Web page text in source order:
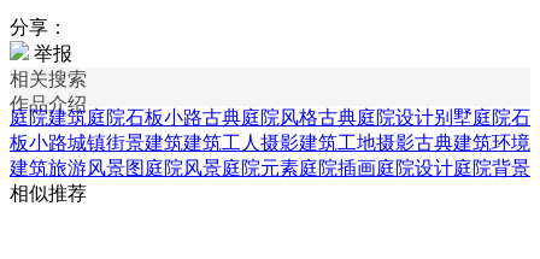
分享：
举报
相关搜索
作品介绍
庭院建筑庭院石板小路古典庭院风格古典庭院设计别墅庭院石
板小路城镇街景建筑建筑工人摄影建筑工地摄影古典建筑环境
建筑旅游风景图庭院风景庭院元素庭院插画庭院设计庭院背景
相似推荐